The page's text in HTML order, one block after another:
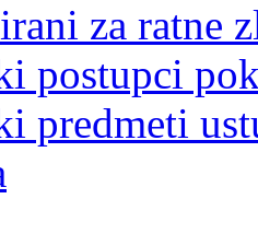
za ratne
postupci
predmeti